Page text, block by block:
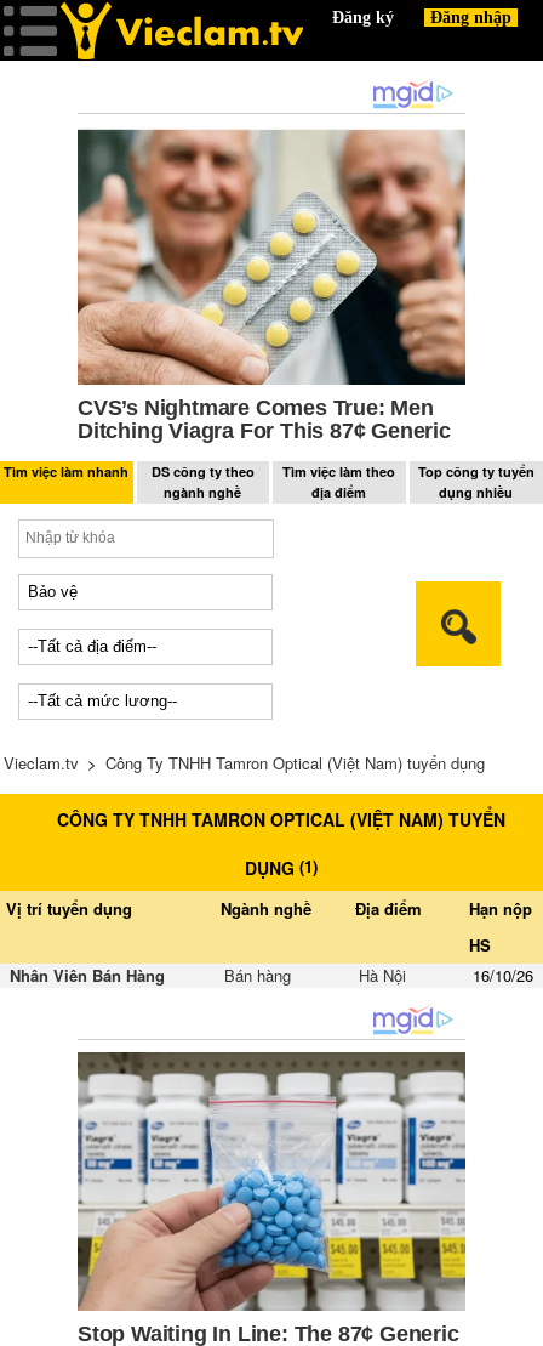
Tìm việc làm nhanh
DS công ty theo
ngành nghề
Tìm việc làm theo
địa điểm
Top công ty tuyển
dụng nhiều
Vieclam.tv > Công Ty TNHH Tamron Optical (Việt Nam) tuyển dụng
CÔNG TY TNHH TAMRON OPTICAL (VIỆT NAM) TUYỂN
DỤNG (1)
Vị trí tuyển dụng
Ngành nghề Địa điểm
Hạn nộp
HS
Nhân Viên Bán Hàng
Bán hàng Hà Nội 16/10/26